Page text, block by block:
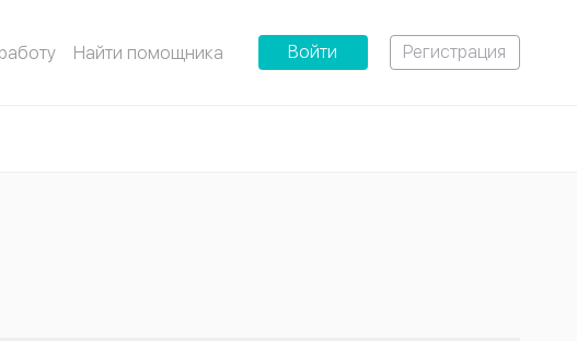
Найти помощника Войти Регистрация